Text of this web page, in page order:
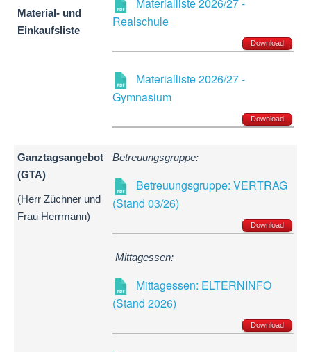
Material- und
Einkaufsliste
Materialliste 2026/27 -
Realschule
Download
Materialliste 2026/27 -
Gymnasium
Download
Ganztagsangebot
(GTA)
(Herr Züchner und
Frau Herrmann)
Betreuungsgruppe:
Betreuungsgruppe: VERTRAG
(Stand 03/26)
Download
Mittagessen:
Mittagessen: ELTERNINFO
(Stand 2026)
Download